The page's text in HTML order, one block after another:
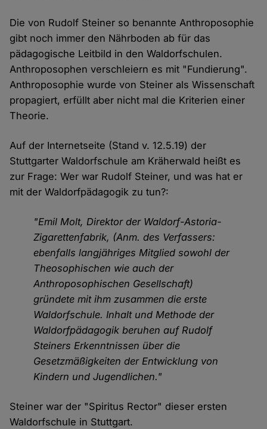
Die von Rudolf Steiner so benannte Anthroposophie
gibt noch immer den Nährboden ab für das
pädagogische Leitbild in den Waldorfschulen.
Anthroposophen verschleiern es mit "Fundierung".
Anthroposophie wurde von Steiner als Wissenschaft
propagiert, erfüllt aber nicht mal die Kriterien einer
Theorie.
Auf der Internetseite (Stand v. 12.5.19) der
Stuttgarter Waldorfschule am Kräherwald heißt es
zur Frage: Wer war Rudolf Steiner, und was hat er
mit der Waldorfpädagogik zu tun?:
"Emil Molt, Direktor der Waldorf-Astoria-
Zigarettenfabrik, (Anm. des Verfassers:
ebenfalls langjähriges Mitglied sowohl der
Theosophischen wie auch der
Anthroposophischen Gesellschaft)
gründete mit ihm zusammen die erste
Waldorfschule. Inhalt und Methode der
Waldorfpädagogik beruhen auf Rudolf
Steiners Erkenntnissen über die
Gesetzmäßigkeiten der Entwicklung von
Kindern und Jugendlichen."
Steiner war der "Spiritus Rector" dieser ersten
Waldorfschule in Stuttgart.